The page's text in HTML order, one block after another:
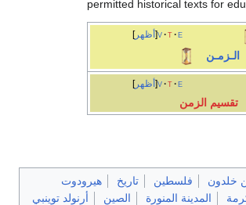
permitted historical texts for
أظهر v t e
الـزمـن
أظهر v t e
تقسيم الزمن
خلدون فلسطين تاريخ
هيرودوت
المدينة المنورة الصين
أرنولد توينبي